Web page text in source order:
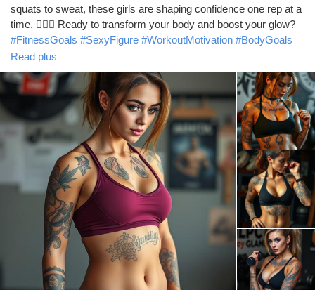
Découvrir Groupes
Mes groupes
Découvrir Pages
Pages aimées
Articles populaires
squats to sweat, these girls are shaping confidence one rep at a
time. 🏋️‍♀️✨ Ready to transform your body and boost your glow?
#FitnessGoals #SexyFigure #WorkoutMotivation #BodyGoals
#FitGirls #GymLife
#WorkoutRoutine #SweatSculpt #CurvyAndConfident
#FitChicks
#ActiveLifestyle #TonedBody
#FitnessAddict
#BootyWorkout #HealthyIsHot #FitAndFierce #NoPainNoGain
#GlowUp
Read plus